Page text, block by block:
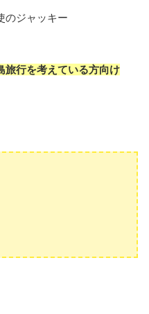
のジャッキー
旅行を考えている方向け